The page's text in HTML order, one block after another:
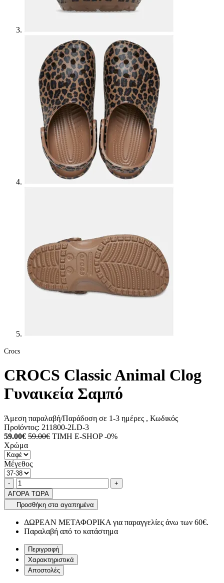
Crocs
CROCS Classic Animal Clog
Γυναικεία Σαμπό
Άμεση παραλαβή/Παράδοση σε 1-3 ημέρες , Κωδικός
Προϊόντος: 211800-2LD-3
59.00€ 59.00€ ΤΙΜΗ E-SHOP -0%
Χρώμα
Μέγεθος
Ποσότητα
-product.increase.quantity +
ΑΓΟΡΑ ΤΩΡΑ
Προσθήκη στα αγαπημένα
ΔΩΡΕΑΝ ΜΕΤΑΦΟΡΙΚΑ για παραγγελίες άνω των 60€.
Παραλαβή από το κατάστημα
Περιγραφή
Χαρακτηριστικά
Αποστολές